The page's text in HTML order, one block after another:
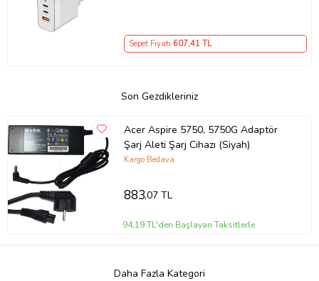
Adaptörü – Type-C ve USB Çıkışlı,
Evrensel 65W Duvar Tipi Şarj
Sepet Fiyatı 607,41 TL
Son Gezdikleriniz
Acer Aspire 5750, 5750G Adaptör
Şarj Aleti Şarj Cihazı (Siyah)
Kargo Bedava
883,07 TL
94,19 TL'den Başlayan Taksitlerle
Daha Fazla Kategori